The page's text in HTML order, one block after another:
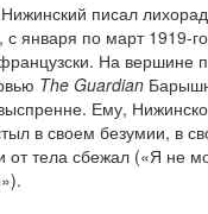
писал
с января по март 1919-
На вершине
The Guardian
выспренне. Ему,
в своем безумии, в
от тела сбежал («Я не